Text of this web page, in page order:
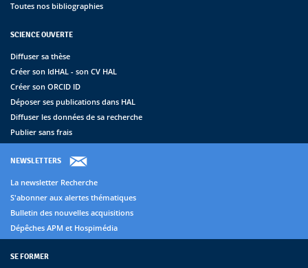
Toutes nos bibliographies
SCIENCE OUVERTE
Diffuser sa thèse
Créer son IdHAL - son CV HAL
Créer son ORCID ID
Déposer ses publications dans HAL
Diffuser les données de sa recherche
Publier sans frais
NEWSLETTERS
La newsletter Recherche
S'abonner aux alertes thématiques
Bulletin des nouvelles acquisitions
Dépêches APM et Hospimédia
SE FORMER